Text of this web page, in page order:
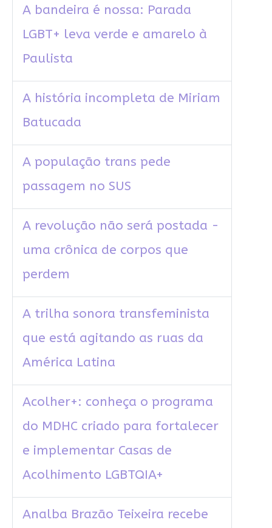
A bandeira é nossa: Parada
LGBT+ leva verde e amarelo à
Paulista
A história incompleta de Miriam
Batucada
A população trans pede
passagem no SUS
A revolução não será postada -
uma crônica de corpos que
perdem
A trilha sonora transfeminista
que está agitando as ruas da
América Latina
Acolher+: conheça o programa
do MDHC criado para fortalecer
e implementar Casas de
Acolhimento LGBTQIA+
Analba Brazão Teixeira recebe